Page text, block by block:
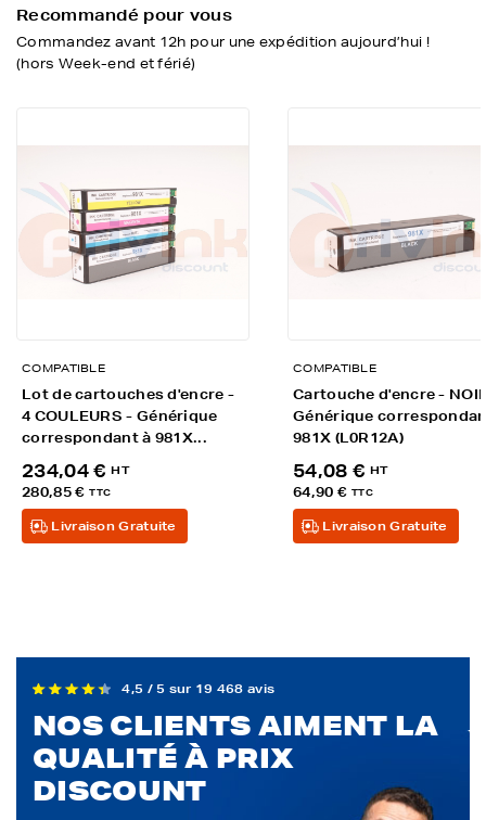
Recommandé pour vous
Commandez avant 12h pour une expédition aujourd’hui !
(hors Week-end et férié)
COMPATIBLE
Lot de cartouches d'encre -
4 COULEURS - Générique
correspondant à 981X...
234,04 € HT
280,85 € TTC
Livraison Gratuite
COMPATIBLE
Cartouche d'encre -
Générique
981X (L0R12A)
54,08 € HT
64,90 € TTC
Livraison Gratuite
4,5 / 5 sur 19 468 avis
NOS CLIENTS AIMENT LA
QUALITÉ À PRIX
DISCOUNT